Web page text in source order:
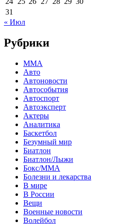
31
« Июл
Рубрики
MMA
Авто
Автоновости
Автособытия
Автоспорт
Автоэксперт
Актеры
Аналитика
Баскетбол
Безумный мир
Биатлон
Биатлон/Лыжи
Бокс/MMA
Болезни и лекарства
В мире
В России
Вещи
Военные новости
Волейбол